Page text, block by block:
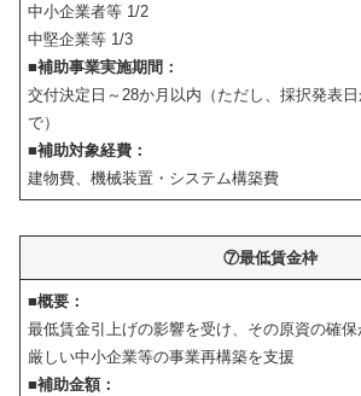
中小企業者等 1/2
中堅企業等 1/3
■補助事業実施期間：
交付決定日～28か月以内（ただし、採択発表
で）
■補助対象経費：
建物費、機械装置・システム構築費
⑦最低賃金枠
■概要：
最低賃金引上げの影響を受け、その原資の確
厳しい中小企業等の事業再構築を支援
■補助金額：